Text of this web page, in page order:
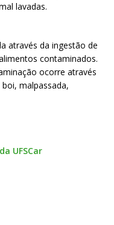
lavadas.
através da ingestão de
contaminados.
ocorre através
malpassada,
UFSCar